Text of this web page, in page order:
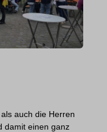
auch die Herren
damit einen ganz